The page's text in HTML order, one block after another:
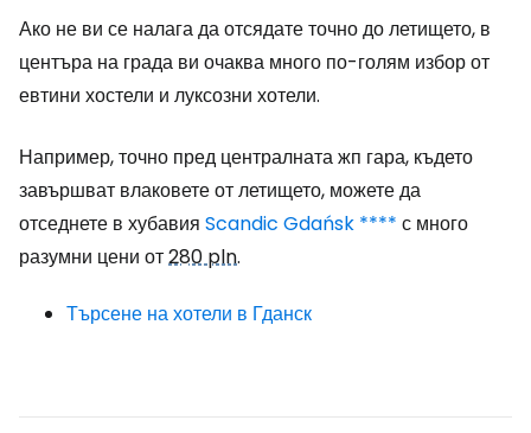
Ако не ви се налага да отсядате точно до летището, в
центъра на града ви очаква много по-голям избор от
евтини хостели и луксозни хотели.
Например, точно пред централната жп гара, където
завършват влаковете от летището, можете да
отседнете в хубавия Scandic Gdańsk **** с много
разумни цени от280 pln.
Търсене на хотели в Гданск